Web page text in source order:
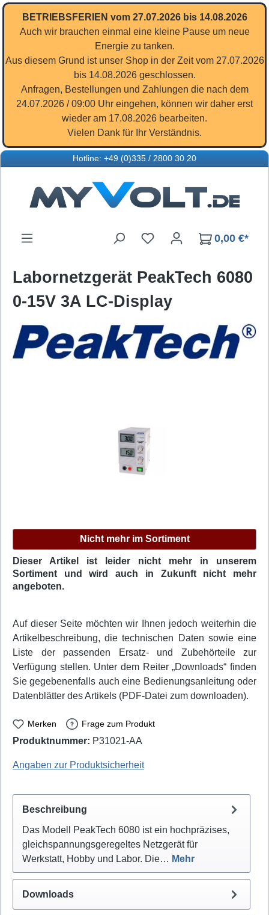
Zum Hauptinhalt springen
BETRIEBSFERIEN vom 27.07.2026 bis 14.08.2026
Auch wir brauchen einmal eine kleine Pause um neue
Energie zu tanken.
Aus diesem Grund ist unser Shop in der Zeit vom 27.07.2026
bis 14.08.2026 geschlossen.
Anfragen, Bestellungen und Zahlungen die nach dem
24.07.2026 / 09:00 Uhr eingehen, können wir daher erst
wieder am 17.08.2026 bearbeiten.
Vielen Dank für Ihr Verständnis.
Hotline: +49 (0)335 / 2800 30 20
Du hast 0 Produkte auf
0,00 €*
Labornetzgerät PeakTech 6080
0-15V 3A LC-Display
Nicht mehr im Sortiment
Dieser Artikel ist leider nicht mehr in unserem
Sortiment und wird auch in Zukunft nicht mehr
angeboten.
Auf dieser Seite möchten wir Ihnen jedoch weiterhin die
Artikelbeschreibung, die technischen Daten sowie eine
Liste der passenden Ersatz- und Zubehörteile zur
Verfügung stellen. Unter dem Reiter „Downloads“ finden
Sie gegebenenfalls auch eine Bedienungsanleitung oder
Datenblätter des Artikels (PDF-Datei zum downloaden).
Merken Frage zum Produkt
Produktnummer: P31021-AA
Angaben zur Produktsicherheit
Beschreibung
Das Modell PeakTech 6080 ist ein hochpräzises,
gleichspannungsgeregeltes Netzgerät für
Werkstatt, Hobby und Labor. Die… Mehr
Downloads